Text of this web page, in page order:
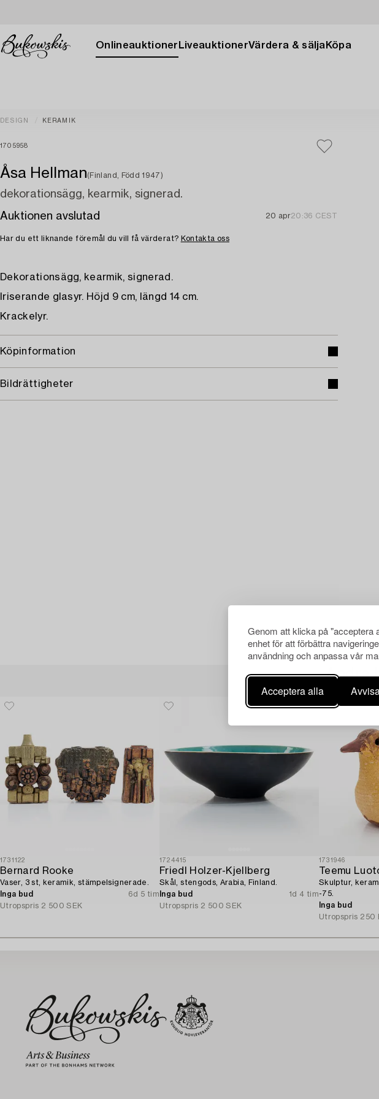
Genom att klicka på "acceptera
enhet för att förbättra
användning och anpassa vår
Acceptera alla
Onlineauktioner LiveauktionerVärdera & sälja Köpa
DESIGN KERAMIK
1705958
Åsa Hellman(Finland, Född 1947)
dekorationsägg, kearmik, signerad.
Auktionen avslutad
20 apr20:36 CEST
Har du ett liknande föremål du vill få värderat? Kontakta oss
Dekorationsägg, kearmik, signerad.
Iriserande glasyr. Höjd 9 cm, längd 14 cm.
Krackelyr.
Köpinformation
Bildrättigheter
Andra
1731122
Bernard Rooke
Vaser, 3 st, keramik, stämpelsignerade.
Inga bud
6d 5 tim
Utropspris 2 500 SEK
1724415
Friedl Holzer-Kjellberg
Skål, stengods, Arabia, Finland.
Inga bud
1d 4 tim
Utropspris 2 500 SEK
1731946
Teemu
Skulptur,
-75.
Inga bud
Utropspris 250